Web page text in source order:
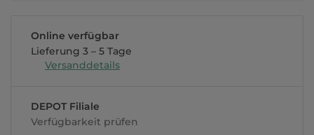
Online verfügbar
Lieferung 3 – 5 Tage
Versanddetails
DEPOT Filiale
Verfügbarkeit prüfen